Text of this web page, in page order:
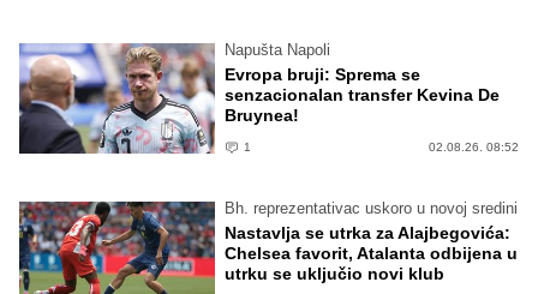
Napušta Napoli
Evropa bruji: Sprema se
senzacionalan transfer Kevina De
Bruynea!
1 02.08.26. 08:52
Bh. reprezentativac uskoro u novoj sredini
Nastavlja se utrka za Alajbegovića:
Chelsea favorit, Atalanta odbijena u
utrku se uključio novi klub